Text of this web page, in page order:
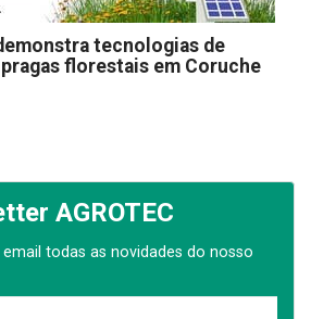
tecnologias de
florestais em Coruche
AGROTEC
email todas as novidades do nosso